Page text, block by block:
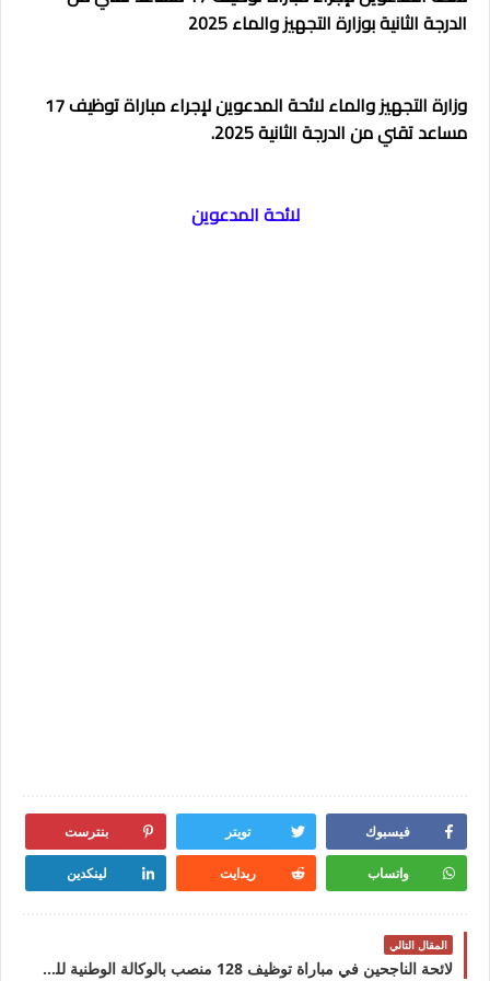
الدرجة الثانية بوزارة التجهيز والماء 2025
وزارة التجهيز والماء
لائحة المدعوين لإجراء مباراة توظيف 17
مساعد تقني من الدرجة الثانية 2025.
لائحة المدعوين
فيسبوك تويتر بنترست
واتساب ريدايت لينكدين
المقال التالي
لائحة الناجحين في مباراة توظيف 128 منصب بالوكالة الوطنية للسلامة الطرقية 2025